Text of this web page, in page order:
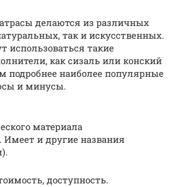
делаются из различных
так и искусственных.
использоваться такие
как сизаль или конский
подробнее наиболее популярные
и минусы.
материала
Имеет и другие названия
доступность.